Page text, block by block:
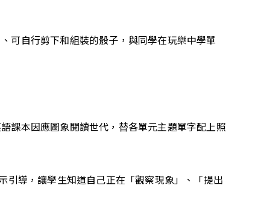
可自行剪下和組裝的骰子，與同學在玩樂中學單
課本因應圖象閱讀世代，替各單元主題單字配上照
引導，讓學生知道自己正在「觀察現象」、「提出